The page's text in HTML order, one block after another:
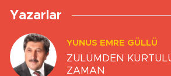
Yazarlar
YUNUS EMRE GÜLLÜ
ZULÜMDEN
ZAMAN